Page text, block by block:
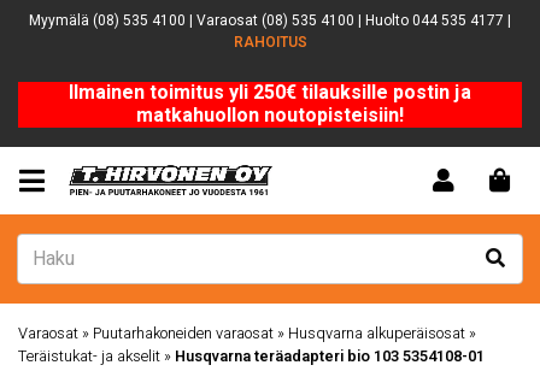
Myymälä (08) 535 4100 | Varaosat (08) 535 4100 | Huolto 044 535 4177 |
RAHOITUS
Ilmainen toimitus yli 250€ tilauksille postin ja
matkahuollon noutopisteisiin!
Varaosat » Puutarhakoneiden varaosat » Husqvarna alkuperäisosat »
Teräistukat- ja akselit » Husqvarna teräadapteri bio 103 5354108-01